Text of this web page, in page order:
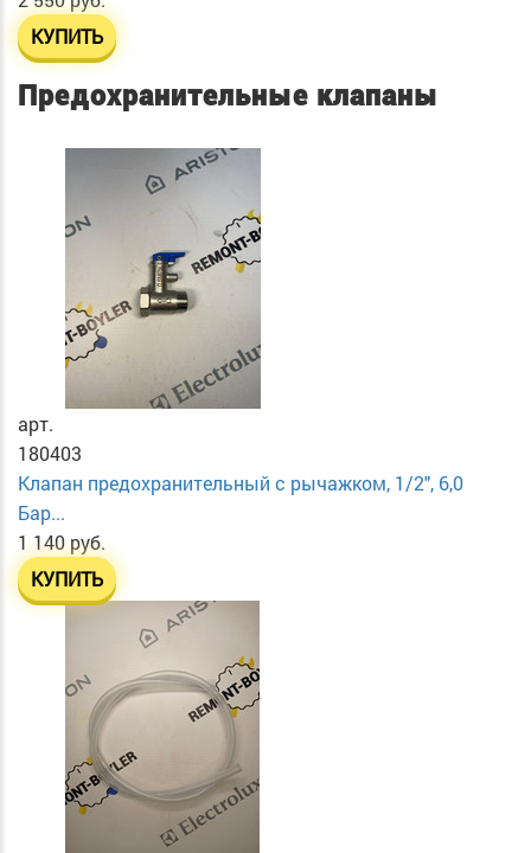
КУПИТЬ
Предохранительные клапаны
арт.
180403
Клапан предохранительный с рычажком, 1/2", 6,0
Бар...
1 140 руб.
КУПИТЬ